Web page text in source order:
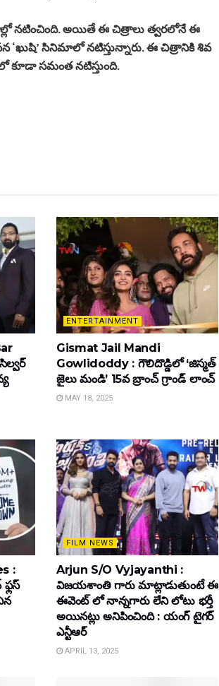
నటించింది. అయితే ఈ చిత్రాలు త్వరలోనే ఈ
‘ఖుషి’ సినిమాలో నటిస్తున్నారు. ఈ చిత్రానికి శివ
కూడా సమంత నటిస్తుంది.
ENTERTAINMENT
Gismat Jail Mandi
Gowlidoddy : గౌలిదొడ్డిలో ‘జిస్మత్
జైలు మండి’ 15వ బ్రాంచ్ గ్రాండ్ లాంచ్
MAY 18, 2025
:
FILM NEWS
Arjun S/O Vyjayanthi :
విజయశాంతి గారు మాట్లాడుతుంటే ఈ
ఈవెంట్ లో నాన్నగారు లేని లోటు భర్తీ
అయినట్లు అనిపించింది : యంగ్ టైగర్
ఎన్టీఆర్
APRIL 13, 2025